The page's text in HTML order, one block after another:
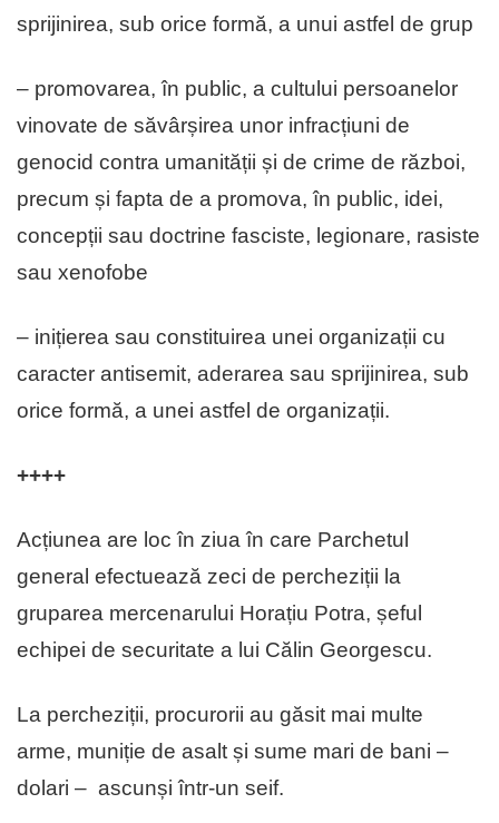
sprijinirea, sub orice formă, a unui astfel de grup
– promovarea, în public, a cultului persoanelor
vinovate de săvârșirea unor infracțiuni de
genocid contra umanității și de crime de război,
precum și fapta de a promova, în public, idei,
concepții sau doctrine fasciste, legionare, rasiste
sau xenofobe
– inițierea sau constituirea unei organizații cu
caracter antisemit, aderarea sau sprijinirea, sub
orice formă, a unei astfel de organizații.
++++
Acțiunea are loc în ziua în care Parchetul
general efectuează zeci de percheziții la
gruparea mercenarului Horațiu Potra, șeful
echipei de securitate a lui Călin Georgescu.
La percheziții, procurorii au găsit mai multe
arme, muniție de asalt și sume mari de bani –
dolari – ascunși într-un seif.